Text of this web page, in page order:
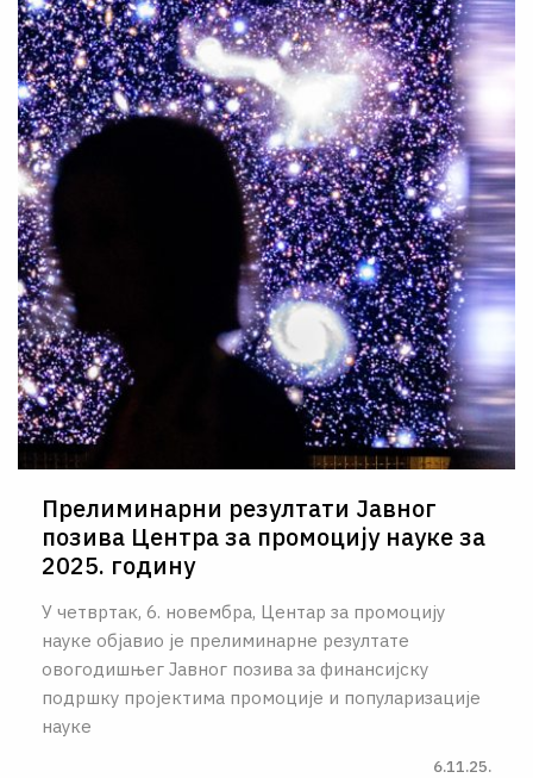
Прелиминарни резултати Јавног
позива Центра за промоцију науке за
2025. годину
У четвртак, 6. новембра, Центар за промоцију
науке објавио је прелиминарне резултате
овогодишњег Јавног позива за финансијску
подршку пројектима промоције и популаризације
науке
6.11.25.